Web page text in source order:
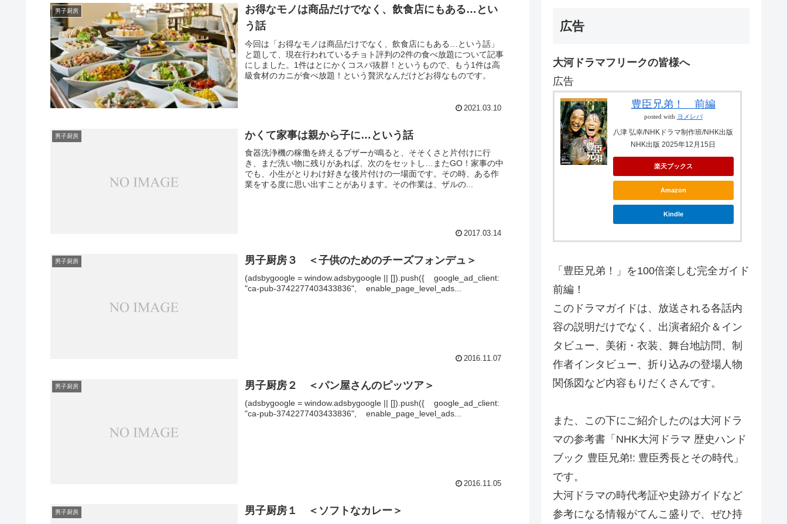
男子厨房
お得なモノは商品だけでなく、飲食店にもある…とい
う話
今回は「お得なモノは商品だけでなく、飲食店にもある…という話」
と題して、現在行われているチョト評判の2件の食べ放題について記事
にしました。1件はとにかくコスパ抜群！というもので、もう1件は高
級食材のカニが食べ放題！という贅沢なんだけどお得なものです。
2021.03.10
男子厨房 かくて家事は親から子に…という話
食器洗浄機の稼働を終えるブザーが鳴ると、そそくさと片付けに行
き、まだ洗い物に残りがあれば、次のをセットし…またGO！家事の中
でも、小生がとりわけ好きな後片付けの一場面です。その時、ある作
業をする度に思い出すことがあります。その作業は、ザルの...
2017.03.14
男子厨房 男子厨房３ ＜子供のためのチーズフォンデュ＞
(adsbygoogle = window.adsbygoogle || []).push({ google_ad_client:
"ca-pub-3742277403433836", enable_page_level_ads...
2016.11.07
男子厨房 男子厨房２ ＜パン屋さんのピッツア＞
(adsbygoogle = window.adsbygoogle || []).push({ google_ad_client:
"ca-pub-3742277403433836", enable_page_level_ads...
2016.11.05
男子厨房 男子厨房１ ＜ソフトなカレー＞
広告
大河ドラマフリークの皆様へ
広告
豊臣兄弟！ 前編
posted with ヨメレバ
八津 弘幸/NHKドラマ制作班/NHK出版
NHK出版 2025年12月15日
楽天ブックス
Amazon
Kindle
「豊臣兄弟！」を100倍楽しむ完全ガイド
前編！
このドラマガイドは、放送される各話内
容の説明だけでなく、出演者紹介＆イン
タビュー、美術・衣装、舞台地訪問、制
作者インタビュー、折り込みの登場人物
関係図など内容もりだくさんです。
また、この下にご紹介したのは大河ドラ
マの参考書「NHK大河ドラマ 歴史ハンド
ブック 豊臣兄弟!: 豊臣秀長とその時代」
です。
大河ドラマの時代考証や史跡ガイドなど
参考になる情報がてんこ盛りで、ぜひ持